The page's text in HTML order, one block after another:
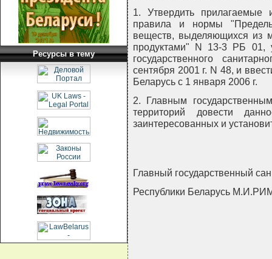
Ресурсы в тему
1. Утвердить прилагаемые
правила и нормы
веществ, выделяющихся из
продуктами" N 13-3 РБ 01,
государственного
сентября 2001 г. N 48, и
Беларусь с 1 января 2006 г.
2. Главным
территорий довести
заинтересованных и
Главный государственный
Республики Беларусь